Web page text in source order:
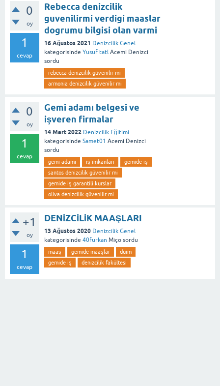
0
oy
1
cevap
Rebecca denizcilik
guvenilirmi verdigi maaslar
dogrumu bilgisi olan varmi
16 Ağustos 2021 Denizcilik Genel
kategorisinde Yusuf tatl Acemi Denizci
sordu
rebecca denizcilik güvenilir mi
armonia denizcilik güvenilir mi
0
oy
1
cevap
Gemi adamı belgesi ve
işveren firmalar
14 Mart 2022 Denizcilik Eğitimi
kategorisinde Samet01 Acemi Denizci
sordu
gemi adamı iş imkanları
gemide iş
santos denizcilik güvenilir mi
gemide iş garantili kurslar
oliva denizcilik güvenilir mi
+1
oy
1
cevap
DENİZCİLİK MAAŞLARI
13 Ağustos 2020 Denizcilik Genel
kategorisinde 40furkan Miço sordu
maaş gemide maaşlar
duim
gemide iş
denizcilik fakültesi